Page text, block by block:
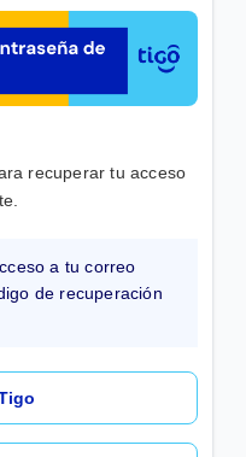
App | Hogar
en Mi Tigo |
Compra Automática
en Mi Tigo -
en Mi Tigo App |
recuperar tu acceso
a tu correo
de recuperación